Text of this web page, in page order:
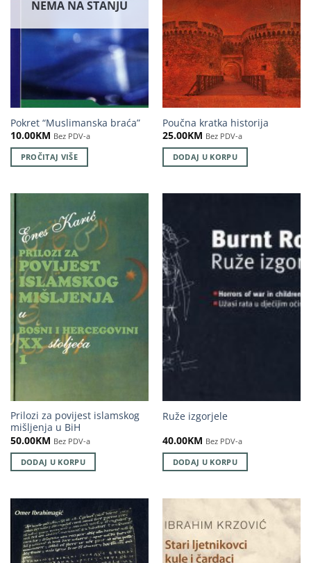
NEMA NA STANJU
Pokret “Muslimanska braća”
10.00KM Bez PDV-a
PROČITAJ VIŠE
Poučna kratka historija
25.00KM Bez PDV-a
DODAJ U KORPU
Prilozi za povijest islamskog
mišljenja u BiH
50.00KM Bez PDV-a
DODAJ U KORPU
Ruže izgorjele
40.00KM Bez PDV-a
DODAJ U KORPU